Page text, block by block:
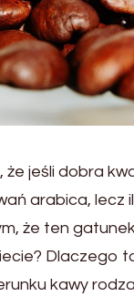
że jeśli dobra
arabica, lecz
że ten
Dlaczego
kawy